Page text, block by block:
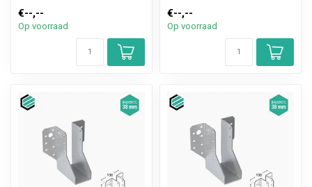
€--,--
Op voorraad
€--,--
Op voorraad